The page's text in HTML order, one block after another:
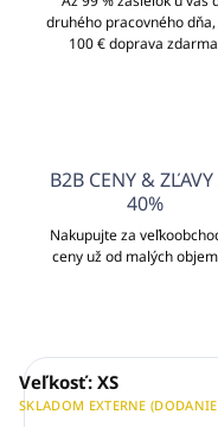
druhého pracovného
100 € doprava
B2B CENY & ZĽAVY
40%
Nakupujte za
ceny už od malých
Veľkosť: XS
SKLADOM EXTERNE